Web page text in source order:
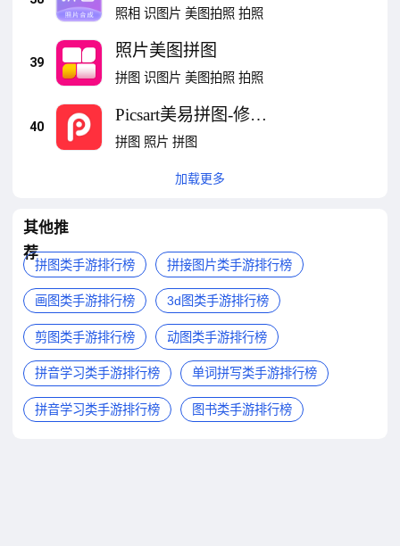
照相 识图片 美图拍照 拍照
39
照片美图拼图
拼图 识图片 美图拍照 拍照
40
Picsart美易拼图-修图
P图
拼图 照片 拼图
加载更多
其他推
荐
拼图类手游排行榜 拼接图片类手游排行榜
画图类手游排行榜 3d图类手游排行榜
剪图类手游排行榜 动图类手游排行榜
拼音学习类手游排行榜 单词拼写类手游排行榜
拼音学习类手游排行榜 图书类手游排行榜